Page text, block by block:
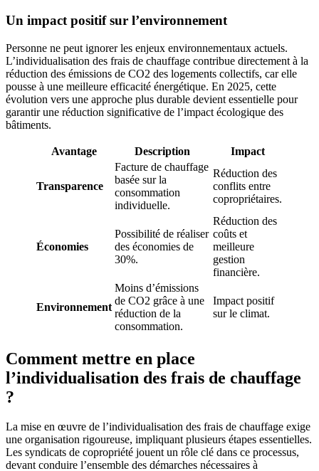
Un impact positif sur l’environnement
Personne ne peut ignorer les enjeux environnementaux actuels.
L’individualisation des frais de chauffage contribue directement à la
réduction des émissions de CO2 des logements collectifs, car elle
pousse à une meilleure efficacité énergétique. En 2025, cette
évolution vers une approche plus durable devient essentielle pour
garantir une réduction significative de l’impact écologique des
bâtiments.
Avantage Description Impact
Transparence
Facture de chauffage
basée sur la
consommation
individuelle.
Réduction des
conflits entre
copropriétaires.
Économies
Possibilité de réaliser
des économies de
30%.
Réduction des
coûts et
meilleure
gestion
financière.
Environnement
Moins d’émissions
de CO2 grâce à une
réduction de la
consommation.
Impact positif
sur le climat.
Comment mettre en place
l’individualisation des frais de chauffage
?
La mise en œuvre de l’individualisation des frais de chauffage exige
une organisation rigoureuse, impliquant plusieurs étapes essentielles.
Les syndicats de copropriété jouent un rôle clé dans ce processus,
devant conduire l’ensemble des démarches nécessaires à